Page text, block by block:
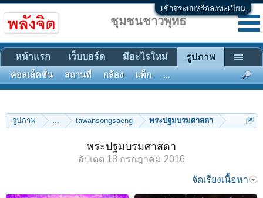
เข้าสู่ระบบหรือลงทะเบียน
รูปภาพ ... tawansongsaeng พระปฐมบรมศาสดา
พระปฐมบรมศาสดา
อัปเดต 18 กรกฎาคม 2016
จัดเรียงเนื้อหา
ชุมชนชาวพุทธ
หน้าแรก เว็บบอร์ด มีอะไรใหม่ รูปภาพ
คอลเล็คชั่น สถานที่ กล้อง แท็ก ...